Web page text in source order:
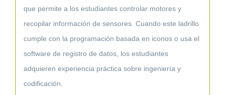
que permite a los estudiantes controlar motores y
recopilar información de sensores. Cuando este ladrillo
cumple con la programación basada en iconos o usa el
software de registro de datos, los estudiantes
adquieren experiencia práctica sobre ingeniería y
codiﬁcación.